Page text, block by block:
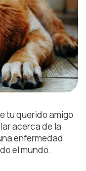
tu querido amigo
acerca de la
enfermedad
el mundo.